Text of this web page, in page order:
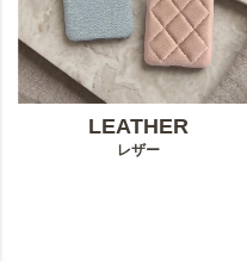
LEATHER
レザー